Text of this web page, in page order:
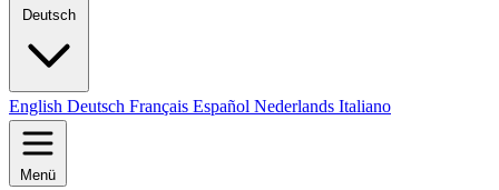
Deutsch
English Deutsch Français Español Nederlands Italiano
Menü